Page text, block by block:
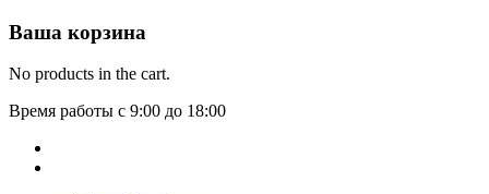
Ваша корзина
No products in the cart.
Время работы с 9:00 до 18:00